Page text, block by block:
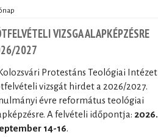
VIZSGA ALAPKÉPZÉSRE
2027
Protestáns Teológiai Intézet
vizsgát hirdet a 2026/2027.
évre református teológiai
A felvételi időpontja: 2026.
14-16.